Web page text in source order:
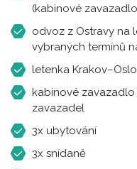
(kabinové
odvoz z Ostravy na
vybraných termínů
letenka
kabinové
zavazadel
3x ubytování
3x snídaně